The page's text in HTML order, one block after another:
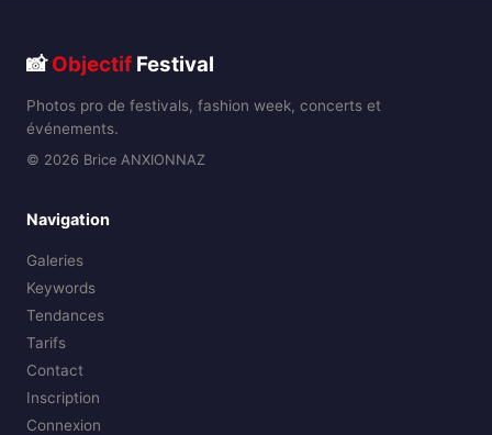
📸Objectif Festival
Photos pro de festivals, fashion week, concerts et
événements.
© 2026 Brice ANXIONNAZ
Navigation
Galeries
Keywords
Tendances
Tarifs
Contact
Inscription
Connexion